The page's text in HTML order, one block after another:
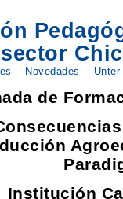
Novedades
de
Institución